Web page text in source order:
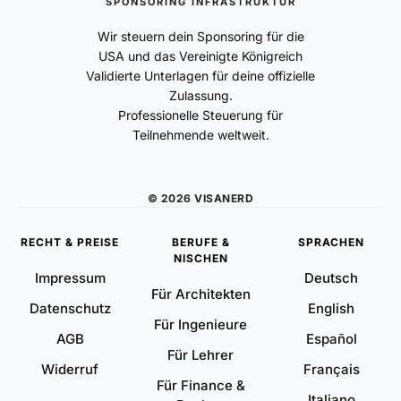
Wir steuern dein Sponsoring für die
USA und das Vereinigte Königreich
Validierte Unterlagen für deine offizielle
Zulassung.
Professionelle Steuerung für
Teilnehmende weltweit.
© 2026 VISANERD
RECHT & PREISE
Impressum
Datenschutz
AGB
Widerruf
BERUFE &
NISCHEN
Für Architekten
Für Ingenieure
Für Lehrer
Für Finance &
SPRACHEN
Deutsch
English
Español
Français